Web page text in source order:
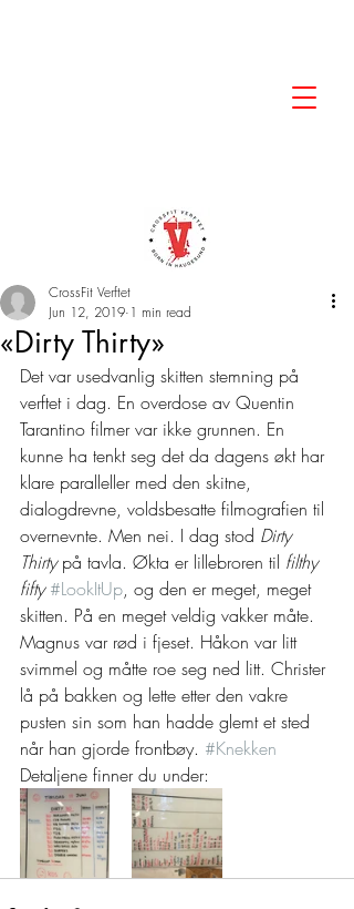
«Dirty Thirty»
CrossFit Verftet
Jun 12, 2019 1 min read
Det var usedvanlig skitten stemning på
verftet i dag. En overdose av Quentin
Tarantino filmer var ikke grunnen. En
kunne ha tenkt seg det da dagens økt har
klare paralleller med den skitne,
dialogdrevne, voldsbesatte filmografien til
overnevnte. Men nei. I dag stod Dirty
Thirty på tavla. Økta er lillebroren til filthy
fifty #LookItUp, og den er meget, meget
skitten. På en meget veldig vakker måte.
Magnus var rød i fjeset. Håkon var litt
svimmel og måtte roe seg ned litt. Christer
lå på bakken og lette etter den vakre
pusten sin som han hadde glemt et sted
når han gjorde frontbøy. #Knekken
Detaljene finner du under: